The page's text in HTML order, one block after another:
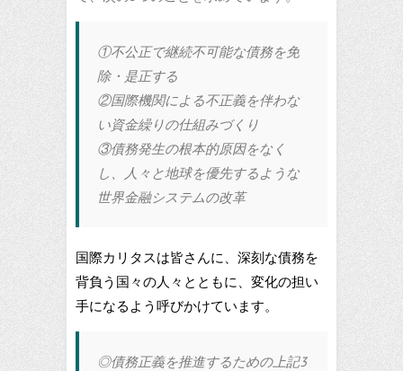
①不公正で継続不可能な債務を免
除・是正する
②国際機関による不正義を伴わな
い資金繰りの仕組みづくり
③債務発生の根本的原因をなく
し、人々と地球を優先するような
世界金融システムの改革
国際カリタスは皆さんに、深刻な債務を
背負う国々の人々とともに、変化の担い
手になるよう呼びかけています。
◎債務正義を推進するための上記3